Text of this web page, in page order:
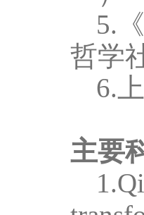
5.
哲学
6.
主要
1.Q